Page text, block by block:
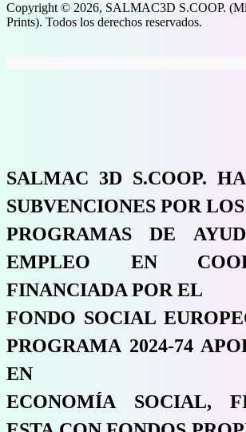
Copyright © 2026, SALMAC3D S.COOP.
Prints). Todos los derechos reservados.
SALMAC 3D S.COOP.
SUBVENCIONES POR LOS
PROGRAMAS DE
EMPLEO EN
FINANCIADA POR EL
FONDO SOCIAL
PROGRAMA 2024-74
EN
ECONOMÍA SOCIAL,